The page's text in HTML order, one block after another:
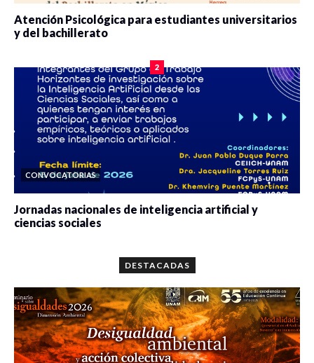
Atención Psicológica para estudiantes universitarios
y del bachillerato
2
CONVOCATORIAS
Jornadas nacionales de inteligencia artificial y
ciencias sociales
DESTACADAS